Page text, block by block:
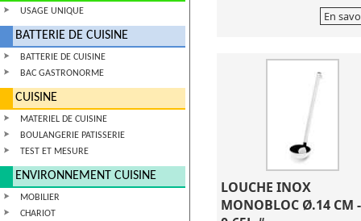
USAGE UNIQUE
BATTERIE DE CUISINE
BATTERIE DE CUISINE
BAC GASTRONORME
CUISINE
MATERIEL DE CUISINE
BOULANGERIE PATISSERIE
TEST ET MESURE
ENVIRONNEMENT CUISINE
MOBILIER
CHARIOT
En
LOUCHE INOX
MONOBLOC Ø.14 CM -